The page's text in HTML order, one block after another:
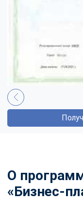
О
«Бизнес-